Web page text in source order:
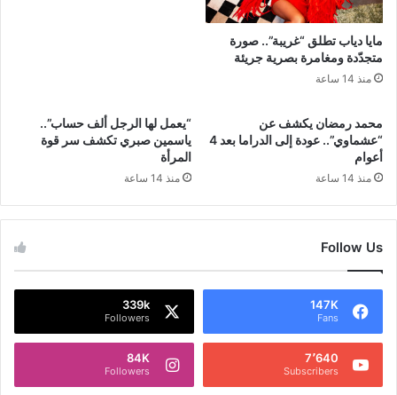
مايا دياب تطلق “غريبة”.. صورة
متجدّدة ومغامرة بصرية جريئة
منذ 14 ساعة
محمد رمضان يكشف عن
“عشماوي”.. عودة إلى الدراما بعد 4
أعوام
منذ 14 ساعة
“يعمل لها الرجل ألف حساب”..
ياسمين صبري تكشف سر قوة
المرأة
منذ 14 ساعة
Follow Us
147K
Fans
339k
Followers
7٬640
Subscribers
84K
Followers